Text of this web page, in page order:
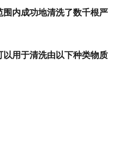
内成功地清洗了数千根严
以用于清洗由以下种类物质